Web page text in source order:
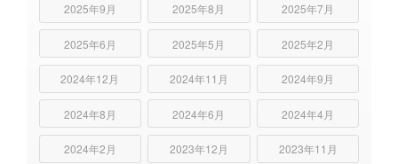
2025年9月 2025年8月 2025年7月
2025年6月 2025年5月 2025年2月
2024年12月 2024年11月 2024年9月
2024年8月 2024年6月 2024年4月
2024年2月 2023年12月 2023年11月